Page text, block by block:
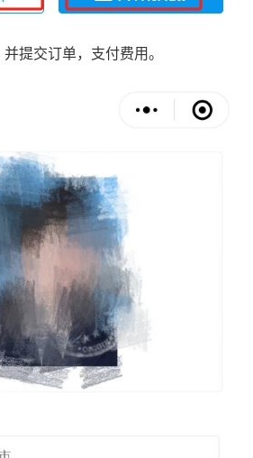
提交订单，支付费用。